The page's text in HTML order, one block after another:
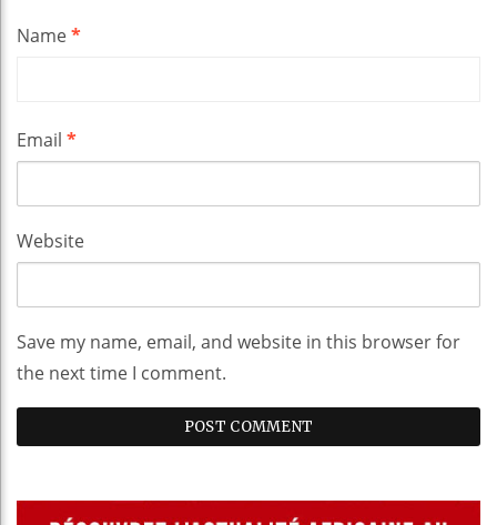
Name*
Email *
Website
Save my name, email, and website in this browser for
the next time I comment.